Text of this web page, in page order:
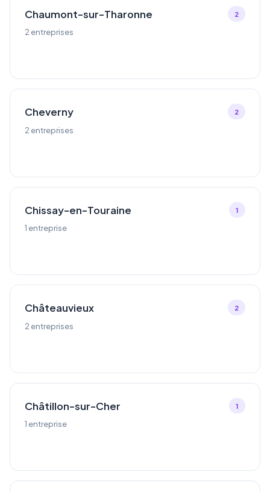
Chaumont-sur-Tharonne
2 entreprises
2
Cheverny
2 entreprises
2
Chissay-en-Touraine
1 entreprise
1
Châteauvieux
2 entreprises
2
Châtillon-sur-Cher
1 entreprise
1